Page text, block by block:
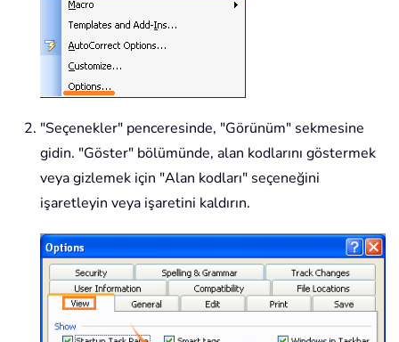
"Seçenekler" penceresinde, "Görünüm" sekmesine
gidin. "Göster" bölümünde, alan kodlarını göstermek
veya gizlemek için "Alan kodları" seçeneğini
işaretleyin veya işaretini kaldırın.